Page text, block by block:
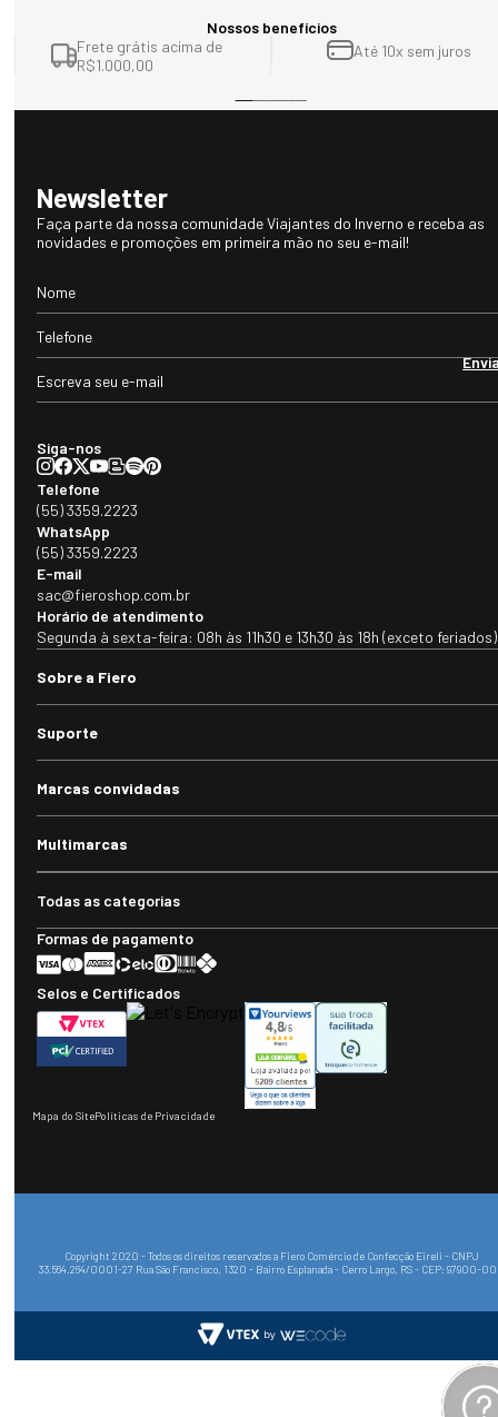
Nossos benefícios
Frete grátis acima de
R$1.000,00
Até 10x sem juros
Newsletter
Faça parte da nossa comunidade Viajantes do Inverno e receba as
novidades e promoções em primeira mão no seu e-mail!
Siga-nos
Telefone
(55) 3359.2223
WhatsApp
(55) 3359.2223
E-mail
sac@fieroshop.com.br
Horário de atendimento
Segunda à sexta-feira: 08h às 11h30 e 13h30 às 18h (exceto feriados)
Sobre a Fiero
Suporte
Marcas convidadas
Multimarcas
Todas as categorias
Formas de pagamento
Selos e Certificados
Mapa do SitePolíticas de Privacidade
Copyright 2020 - Todos os direitos reservados a Fiero Comércio de Confecção Eireli - CNPJ
33.564.264/0001-27 Rua São Francisco, 1320 - Bairro Esplanada - Cerro Largo, RS - CEP: 97900-